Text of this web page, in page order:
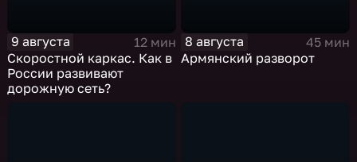
9 августа
12 мин
Скоростной каркас. Как в
России развивают
дорожную сеть?
8 августа
45 мин
Армянский разворот